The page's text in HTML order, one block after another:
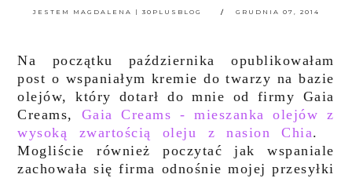
JESTEM MAGDALENA | 30PLUSBLOG GRUDNIA 07, 2014
Na początku października opublikowałam
post o wspaniałym kremie do twarzy na bazie
olejów, który dotarł do mnie od firmy Gaia
Creams, Gaia Creams - mieszanka olejów z
wysoką zwartością oleju z nasion Chia.
Mogliście również poczytać jak wspaniale
zachowała się firma odnośnie mojej przesyłki